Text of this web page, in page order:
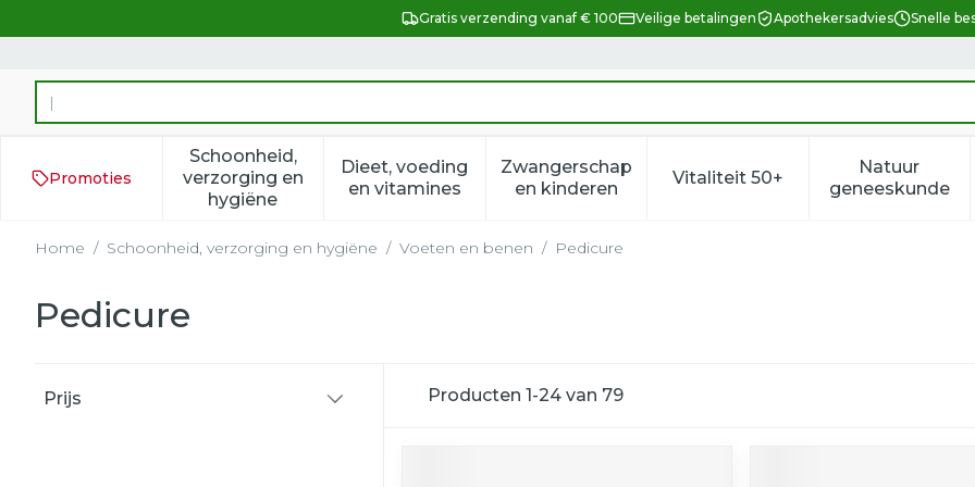
Gratis verzending vanaf € 100 Veilige betalingen Apothekersadvies Snelle
Product, merk, categorie...
Promoties
Schoonheid,
verzorging en
hygiëne
Toon submenu voor Schoonheid, verzorging en hygiëne categorie
Dieet, voeding
en vitaminesToon submenu voor Dieet, voeding en vitamines categorie
Zwangerschap
en kinderenToon submenu voor Zwangerschap en
Vitaliteit 50+Toon submenu voor
Natuur
geneeskunde
Toon
Home / Schoonheid, verzorging en hygiëne / Voeten en benen / Pedicure
Pedicure
Prijs
Producten 1-24 van 79